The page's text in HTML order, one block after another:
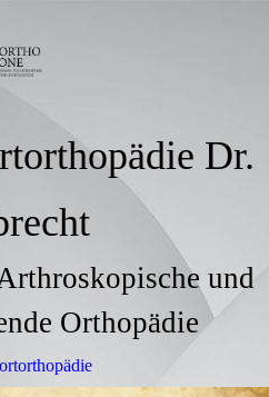
Dr.
und
Orthopädie